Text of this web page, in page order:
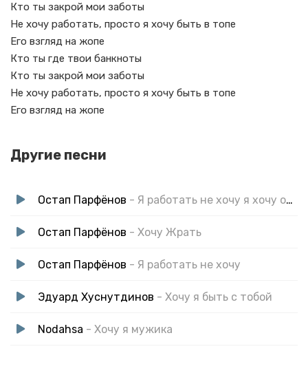
Кто ты закрой мои заботы
Не хочу работать, просто я хочу быть в топе
Его взгляд на жопе
Кто ты где твои банкноты
Кто ты закрой мои заботы
Не хочу работать, просто я хочу быть в топе
Его взгляд на жопе
Другие песни
Остап Парфёнов - Я работать не хочу я хочу одно
Остап Парфёнов - Хочу Жрать
Остап Парфёнов - Я работать не хочу
Эдуард Хуснутдинов - Хочу я быть с тобой
Nodahsa - Хочу я мужика